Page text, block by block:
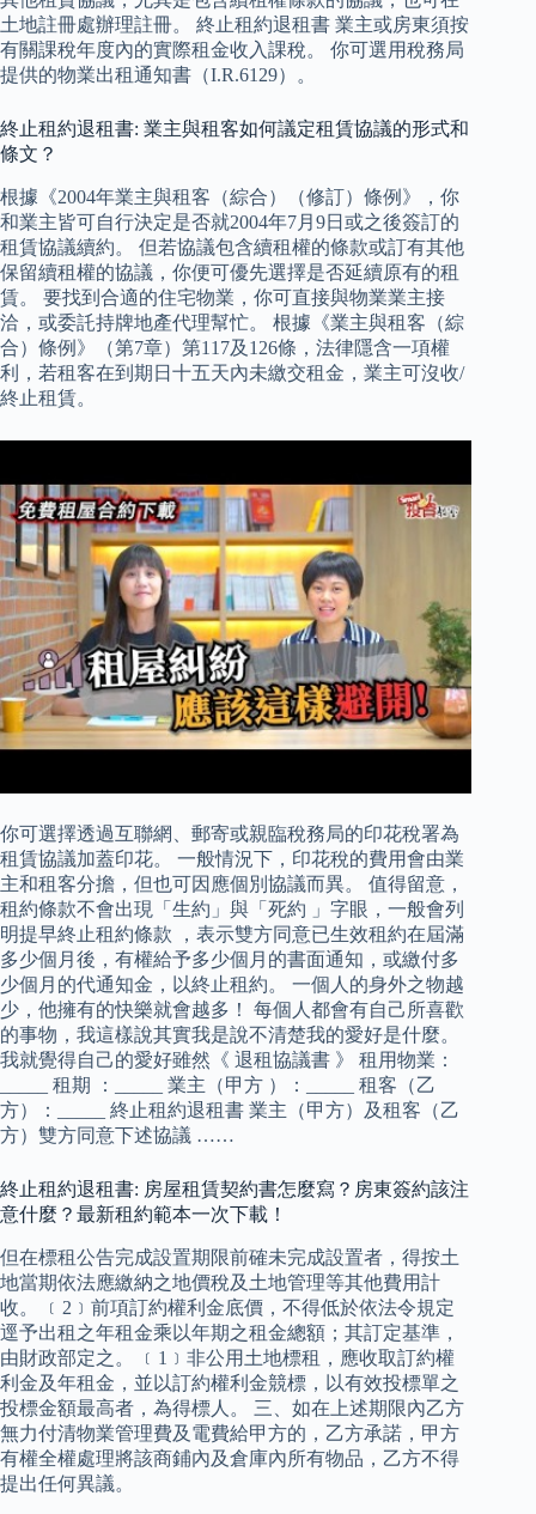
土地註冊處辦理註冊。 終止租約退租書 業主或房東須按
有關課稅年度內的實際租金收入課稅。 你可選用稅務局
提供的物業出租通知書（I.R.6129）。
終止租約退租書: 業主與租客如何議定租賃協議的形式和
條文？
根據《2004年業主與租客（綜合）（修訂）條例》，你
和業主皆可自行決定是否就2004年7月9日或之後簽訂的
租賃協議續約。 但若協議包含續租權的條款或訂有其他
保留續租權的協議，你便可優先選擇是否延續原有的租
賃。 要找到合適的住宅物業，你可直接與物業業主接
洽，或委託持牌地產代理幫忙。 根據《業主與租客（綜
合）條例》（第7章）第117及126條，法律隱含一項權
利，若租客在到期日十五天內未繳交租金，業主可沒收/
終止租賃。
你可選擇透過互聯網、郵寄或親臨稅務局的印花稅署為
租賃協議加蓋印花。 一般情況下，印花稅的費用會由業
主和租客分擔，但也可因應個別協議而異。 值得留意，
租約條款不會出現「生約」與「死約 」字眼，一般會列
明提早終止租約條款 ，表示雙方同意已生效租約在屆滿
多少個月後，有權給予多少個月的書面通知，或繳付多
少個月的代通知金，以終止租約。 一個人的身外之物越
少，他擁有的快樂就會越多！ 每個人都會有自己所喜歡
的事物，我這樣說其實我是說不清楚我的愛好是什麼。
我就覺得自己的愛好雖然《 退租協議書 》 租用物業：
_____ 租期 ：_____ 業主（甲方 ）：_____ 租客（乙
方）：_____ 終止租約退租書 業主（甲方）及租客（乙
方）雙方同意下述協議 ……
終止租約退租書: 房屋租賃契約書怎麼寫？房東簽約該注
意什麼？最新租約範本一次下載！
但在標租公告完成設置期限前確未完成設置者，得按土
地當期依法應繳納之地價稅及土地管理等其他費用計
收。 ﹝2﹞前項訂約權利金底價，不得低於依法令規定
逕予出租之年租金乘以年期之租金總額；其訂定基準，
由財政部定之。 ﹝1﹞非公用土地標租，應收取訂約權
利金及年租金，並以訂約權利金競標，以有效投標單之
投標金額最高者，為得標人。 三、如在上述期限內乙方
無力付清物業管理費及電費給甲方的，乙方承諾，甲方
有權全權處理將該商鋪內及倉庫內所有物品，乙方不得
提出任何異議。